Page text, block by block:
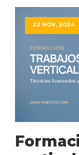
22 NOV, 2024